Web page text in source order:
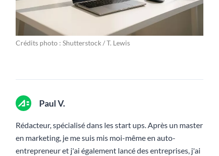
Crédits photo : Shutterstock / T. Lewis
Paul V.
Rédacteur, spécialisé dans les start ups. Après un master
en marketing, je me suis mis moi-même en auto-
entrepreneur et j'ai également lancé des entreprises, j'ai